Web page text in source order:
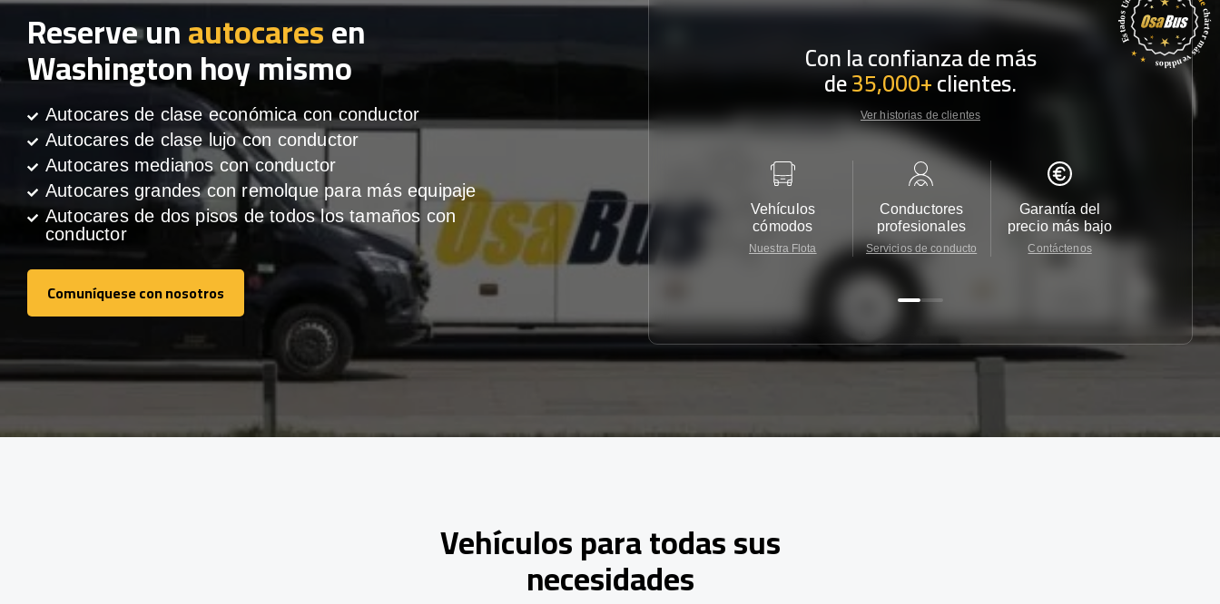
Reserve unautocaresen
Washington hoy mismo
Autocares de clase económica con conductor
Autocares de clase lujo con conductor
Autocares medianos con conductor
Autocares grandes con remolque para más equipaje
Autocares de dos pisos de todos los tamaños con
conductor
Comuníquese con nosotros
Comuníquese con nosotros
Con la confianza de más
de35,000+clientes.
Ver historias de clientes
Vehículos
cómodos
Nuestra Flota
Conductores
profesionales
Servicios de conducto
Garantía del
precio más bajo
Contáctenos
Vehículos para todas sus
necesidades